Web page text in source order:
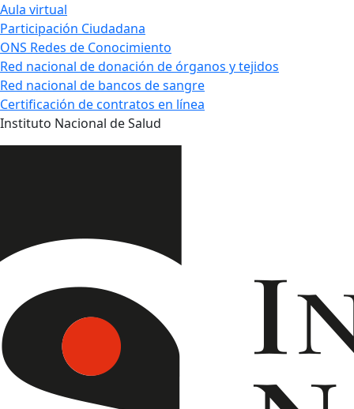
Aula virtual
Participación Ciudadana
ONS Redes de Conocimiento
Red nacional de donación de órganos y tejidos
Red nacional de bancos de sangre
Certificación de contratos en línea
Instituto Nacional de Salud